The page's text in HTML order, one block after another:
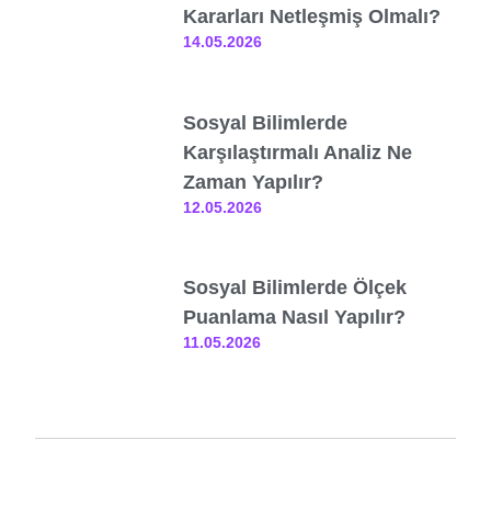
Kararları Netleşmiş Olmalı?
14.05.2026
Sosyal Bilimlerde
Karşılaştırmalı Analiz Ne
Zaman Yapılır?
12.05.2026
Sosyal Bilimlerde Ölçek
Puanlama Nasıl Yapılır?
11.05.2026